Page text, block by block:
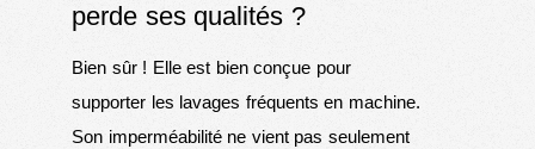
perde ses qualités ?
Bien sûr ! Elle est bien conçue pour
supporter les lavages fréquents en machine.
Son imperméabilité ne vient pas seulement